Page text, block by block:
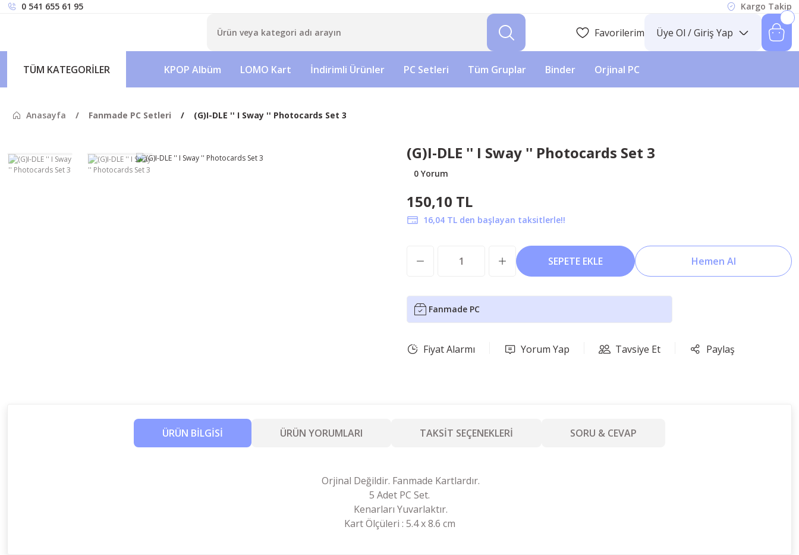
0 541 655 61 95 Kargo Takip
Favorilerim Üye Ol / Giriş Yap
TÜM KATEGORİLER KPOP Albüm LOMO Kart İndirimli Ürünler PC Setleri Tüm Gruplar Binder Orjinal PC
Anasayfa Fanmade PC Setleri (G)I-DLE '' I Sway '' Photocards Set 3
(G)I-DLE '' I Sway '' Photocards Set 3
0 Yorum
150,10 TL
16,04 TL den başlayan taksitlerle!!
SEPETE EKLE Hemen Al
Fanmade PC
Fiyat Alarmı Yorum Yap Tavsiye Et Paylaş
ÜRÜN BİLGİSİ ÜRÜN YORUMLARI TAKSİT SEÇENEKLERİ SORU & CEVAP
Orjinal Değildir. Fanmade Kartlardır.
5 Adet PC Set.
Kenarları Yuvarlaktır.
Kart Ölçüleri : 5.4 x 8.6 cm